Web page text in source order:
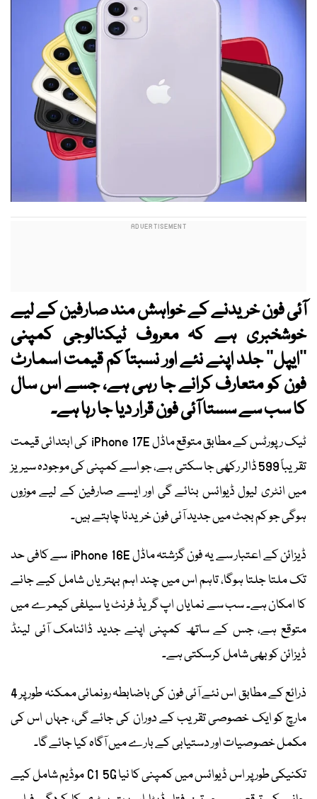
آئی فون خریدنے کے خواہش مند صارفین کے لیے
خوشخبری ہے کہ معروف ٹیکنالوجی کمپنی
’’ایپل‘‘ جلد اپنے نئے اور نسبتاً کم قیمت اسمارٹ
فون کو متعارف کرانے جا رہی ہے، جسے اس سال
کا سب سے سستا آئی فون قرار دیا جا رہا ہے۔
ٹیک رپورٹس کے مطابق متوقع ماڈل iPhone 17E کی ابتدائی قیمت
تقریباً 599 ڈالر رکھی جا سکتی ہے، جو اسے کمپنی کی موجودہ سیریز
میں انٹری لیول ڈیوائس بنائے گی اور ایسے صارفین کے لیے موزوں
ہوگی جو کم بجٹ میں جدید آئی فون خریدنا چاہتے ہیں۔
ڈیزائن کے اعتبار سے یہ فون گزشتہ ماڈل iPhone 16E سے کافی حد
تک ملتا جلتا ہوگا، تاہم اس میں چند اہم بہتریاں شامل کیے جانے
کا امکان ہے۔ سب سے نمایاں اپ گریڈ فرنٹ یا سیلفی کیمرے میں
متوقع ہے، جس کے ساتھ کمپنی اپنے جدید ڈائنامک آئی لینڈ
ڈیزائن کو بھی شامل کرسکتی ہے۔
ذرائع کے مطابق اس نئے آئی فون کی باضابطہ رونمائی ممکنہ طور پر 4
مارچ کو ایک خصوصی تقریب کے دوران کی جائے گی، جہاں اس کی
مکمل خصوصیات اور دستیابی کے بارے میں آگاہ کیا جائے گا۔
تکنیکی طور پر اس ڈیوائس میں کمپنی کا نیا C1 5G موڈیم شامل کیے